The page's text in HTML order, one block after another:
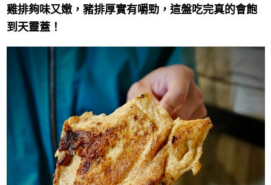
雞排夠味又嫩，豬排厚實有嚼勁，這盤吃完真的會飽
到天靈蓋！